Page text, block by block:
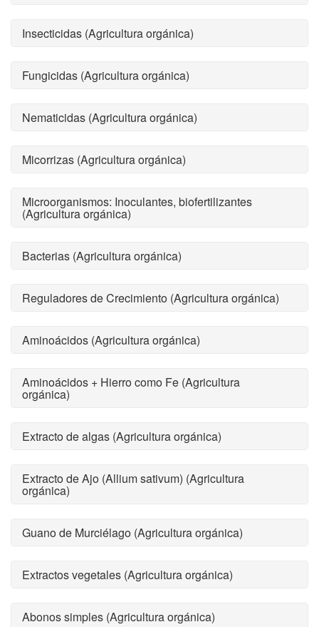
Insecticidas (Agricultura orgánica)
Fungicidas (Agricultura orgánica)
Nematicidas (Agricultura orgánica)
Micorrizas (Agricultura orgánica)
Microorganismos: Inoculantes, biofertilizantes
(Agricultura orgánica)
Bacterias (Agricultura orgánica)
Reguladores de Crecimiento (Agricultura orgánica)
Aminoácidos (Agricultura orgánica)
Aminoácidos + Hierro como Fe (Agricultura
orgánica)
Extracto de algas (Agricultura orgánica)
Extracto de Ajo (Allium sativum) (Agricultura
orgánica)
Guano de Murciélago (Agricultura orgánica)
Extractos vegetales (Agricultura orgánica)
Abonos simples (Agricultura orgánica)